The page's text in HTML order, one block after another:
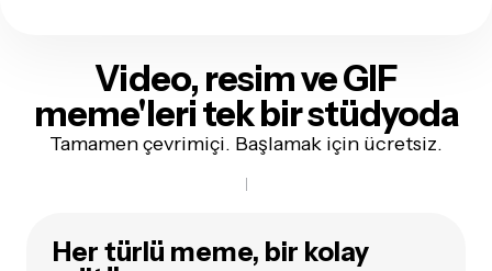
Video, resim ve GIF
meme'leri tek bir stüdyoda
Tamamen çevrimiçi. Başlamak için ücretsiz.
Her türlü meme, bir kolay